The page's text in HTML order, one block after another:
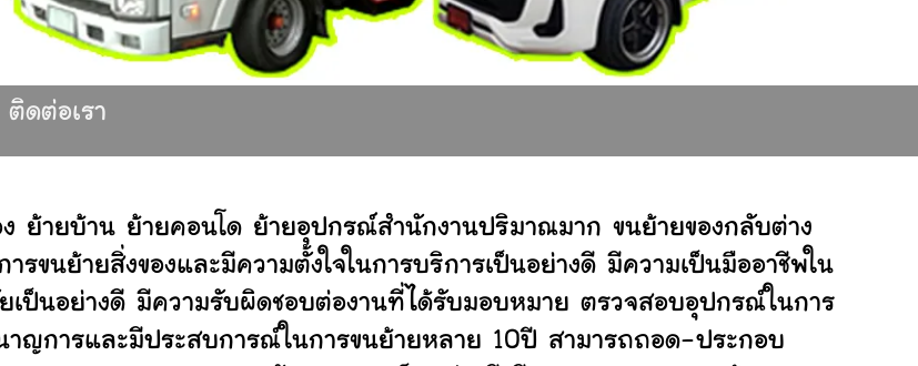
ติดต่อเรา
ง ย้ายบ้าน ย้ายคอนโด ย้ายอุปกรณ์สำนักงานปริมาณมาก ขนย้ายของกลับต่าง
ขนย้ายสิ่งของและมีความตั้งใจในการบริการเป็นอย่างดี มีความเป็นมืออาชีพใน
เป็นอย่างดี มีความรับผิดชอบต่องานที่ได้รับมอบหมาย ตรวจสอบอุปกรณ์ในการ
าญการและมีประสบการณ์ในการขนย้ายหลาย 10ปี สามารถถอด-ประกอบ